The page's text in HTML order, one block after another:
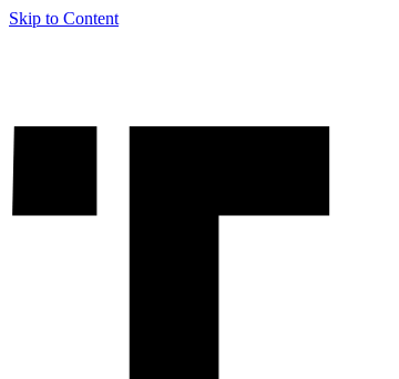
Skip to Content